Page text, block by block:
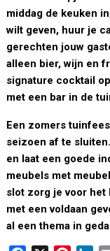
middag de keuken
wilt geven, huur je
gerechten jouw
alleen bier, wijn en
signature cocktail
met een bar in de
Een zomers
seizoen af te
en laat een goede
meubels met
slot zorg je voor het
met een voldaan
al een thema in